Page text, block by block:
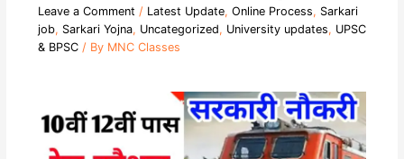
Leave a Comment / Latest Update, Online Process, Sarkari
job, Sarkari Yojna, Uncategorized, University updates, UPSC
& BPSC/ By MNC Classes